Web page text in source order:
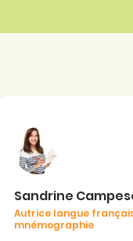
Sandrine
Autrice langue
mnémographie